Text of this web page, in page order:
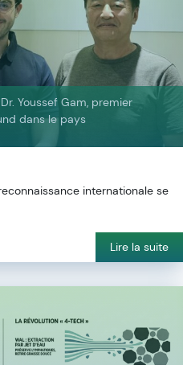
Youssef Gam, premier
dans le pays
internationale se
Lire la suite